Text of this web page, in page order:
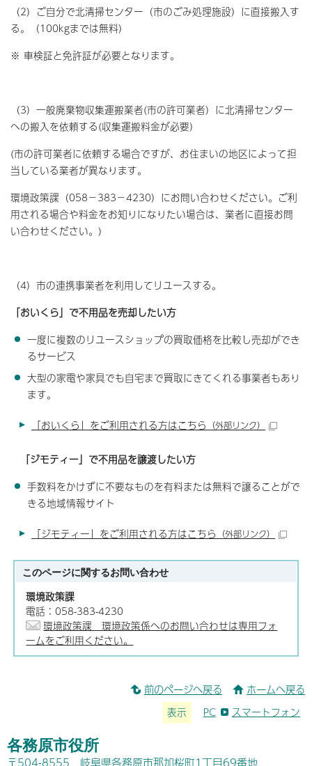
（2）ご自分で北清掃センター（市のごみ処理施設）に直接搬入す
る。（100kgまでは無料）
※ 車検証と免許証が必要となります。
（3）一般廃棄物収集運搬業者(市の許可業者）に北清掃センター
への搬入を依頼する(収集運搬料金が必要）
(市の許可業者に依頼する場合ですが、お住まいの地区によって担
当している業者が異なります。
環境政策課（058－383－4230）にお問い合わせください。ご利
用される場合や料金をお知りになりたい場合は、業者に直接お問
い合わせください。)
（4）市の連携事業者を利用してリユースする。
「おいくら」で不用品を売却したい方
一度に複数のリユースショップの買取価格を比較し売却ができ
るサービス
大型の家電や家具でも自宅まで買取にきてくれる事業者もあり
ます。
「おいくら」をご利用される方はこちら （外部リンク）
「ジモティー」で不用品を譲渡したい方
手数料をかけずに不要なものを有料または無料で譲ることがで
きる地域情報サイト
「ジモティー」をご利用される方はこちら （外部リンク）
このページに関するお問い合わせ
環境政策課
電話：058-383-4230
環境政策課 環境政策係へのお問い合わせは専用フォ
ームをご利用ください。
前のページへ戻る ホームへ戻る
表示 PC スマートフォン
各務原市役所
〒504-8555 岐阜県各務原市那加桜町1丁目69番地